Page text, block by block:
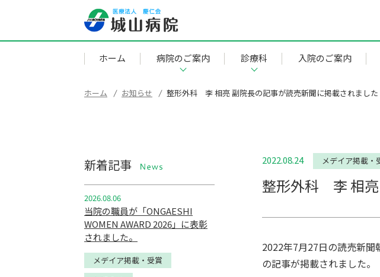
ホーム 病院のご案内 診療科 入院のご案内
ホーム お知らせ 整形外科 李 相亮 副院長の記事が読売新聞に掲載されました
整形外科 李 相亮
2022.08.24 メデイア掲載・
2022年7月27日の読売新
の記事が掲載されました。
新着記事
当院の職員が「ONGAESHI
WOMEN AWARD 2026」に表彰
されました。
2026.08.06
メデイア掲載・受賞